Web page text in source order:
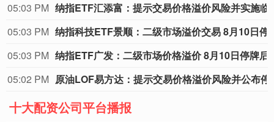
05:03 PM
05:03 PM
05:03 PM
05:02 PM
十大配资公司平台播报